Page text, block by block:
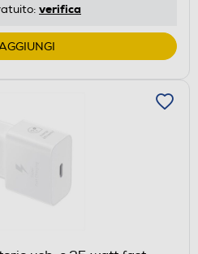
verifica